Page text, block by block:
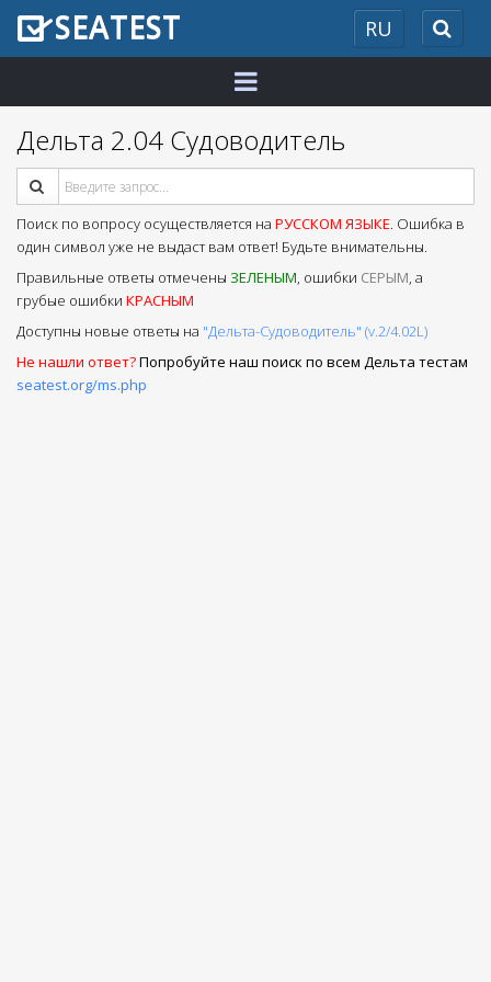
RU
SEATEST
Дельта 2.04 Судоводитель
Поиск по вопросу осуществляется на РУССКОМ ЯЗЫКЕ. Ошибка в
один символ уже не выдаст вам ответ! Будьте внимательны.
Правильные ответы отмечены ЗЕЛЕНЫМ, ошибки СЕРЫМ, а
грубые ошибки КРАСНЫМ
Доступны новые ответы на "Дельта-Судоводитель" (v.2/4.02L)
Не нашли ответ?Попробуйте наш поиск по всем Дельта тестам
seatest.org/ms.php